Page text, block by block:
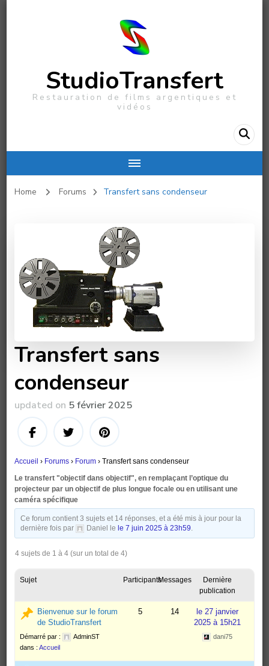
StudioTransfert
Restauration de films argentiques et
vidéos
Home Forums Transfert sans condenseur
Transfert sans
condenseur
updated on 5 février 2025
Accueil › Forums › Forum › Transfert sans condenseur
Le transfert "objectif dans objectif", en remplaçant l’optique du
projecteur par un objectif de plus longue focale ou en utilisant une
caméra spécifique
Ce forum contient 3 sujets et 14 réponses, et a été mis à jour pour la
dernière fois par
Daniel lele 7 juin 2025 à 23h59
4 sujets de 1 à 4 (sur un total de 4)
Sujet ParticipantsMessages
Dernière
publication
Bienvenue sur le forum
de StudioTransfert
Démarré par :
AdminST
dans : Accueil
5 14
le 27 janvier
2025 à 15h21
dani75